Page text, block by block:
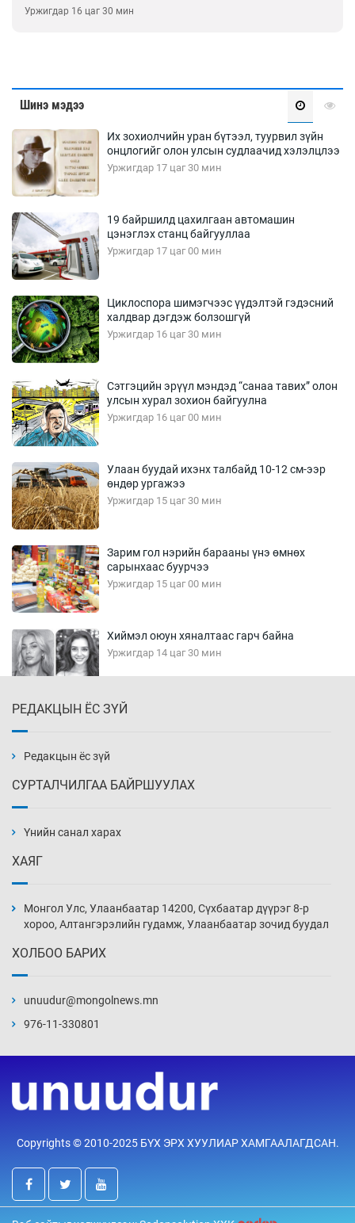
Шинэ мэдээ
Их зохиолчийн уран бүтээл, туурвил зүйн
онцлогийг олон улсын судлаачид хэлэлцлээ
Уржигдар 17 цаг 30 мин
19 байршилд цахилгаан автомашин
цэнэглэх станц байгууллаа
Уржигдар 17 цаг 00 мин
Циклоспора шимэгчээс үүдэлтэй гэдэсний
халдвар дэгдэж болзошгүй
Уржигдар 16 цаг 30 мин
Сэтгэцийн эрүүл мэндэд “санаа тавих” олон
улсын хурал зохион байгуулна
Уржигдар 16 цаг 00 мин
Улаан буудай ихэнх талбайд 10-12 см-ээр
өндөр ургажээ
Уржигдар 15 цаг 30 мин
Зарим гол нэрийн барааны үнэ өмнөх
сарынхаас буурчээ
Уржигдар 15 цаг 00 мин
Хиймэл оюун хяналтаас гарч байна
Уржигдар 14 цаг 30 мин
Уржигдар 14 цаг 00 мин
нэмэгджээ
Уржигдар 13 цаг 30 мин
Уржигдар 13 цаг 00 мин
Уржигдар 12 цаг 30 мин
үйлчилж буй гэв
Уржигдар 12 цаг 00 мин
“Туул усан цогцолбор”-ын ТЭЗҮ-ийг
РЕДАКЦЫН ЁС ЗҮЙ
Редакцын ёс зүй
СУРТАЛЧИЛГАА БАЙРШУУЛАХ
Үнийн санал харах
ХАЯГ
Монгол Улс, Улаанбаатар 14200, Сүхбаатар дүүрэг 8-р
хороо, Алтангэрэлийн гудамж, Улаанбаатар зочид буудал
ХОЛБОО БАРИХ
unuudur@mongolnews.mn
976-11-330801
Copyrights © 2010-2025 БҮХ ЭРХ ХУУЛИАР ХАМГААЛАГДСАН.